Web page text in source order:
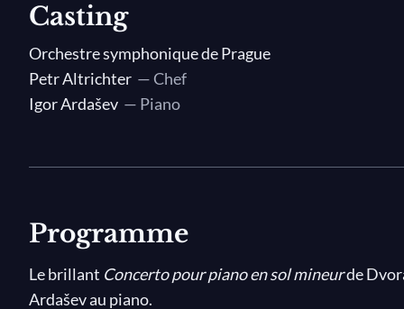
Casting
Orchestre symphonique de Prague
Petr Altrichter — Chef
Igor Ardašev — Piano
Programme
Le brillant Concerto pour piano en sol mineurde
Ardašev au piano.